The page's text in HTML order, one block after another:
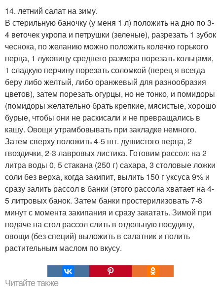
14. летний салат на зиму.
В стерильную баночку (у меня 1 л) положить на дно по 3-
4 веточек укропа и петрушки (зеленые), разрезать 1 зубок
чеснока, по желанию можно положить колечко горького
перца, 1 луковицу среднего размера порезать кольцами,
1 сладкую перчину порезать соломкой (перец я всегда
беру либо желтый, либо оранжевый для разнообразия
цветов), затем порезать огурцы, но не тонко, и помидоры
(помидоры желательно брать крепкие, мясистые, хорошо
бурые, чтобы они не раскисали и не превращались в
кашу. Овощи утрамбовывать при закладке немного.
Затем сверху положить 4-5 шт. душистого перца, 2
гвоздички, 2-3 лавровых листика. Готовим рассол: на 2
литра воды 0, 5 стакана (250 г) сахара, 3 столовые ложки
соли без верха, когда закипит, вылить 150 г уксуса 9% и
сразу залить рассол в банки (этого рассола хватает на 4-
5 литровых банок. Затем банки простерилизовать 7-8
минут с момента закипания и сразу закатать. Зимой при
подаче на стол рассол слить в отдельную посудину,
овощи (без специй) выложить в салатник и полить
растительным маслом по вкусу.
Читайте также